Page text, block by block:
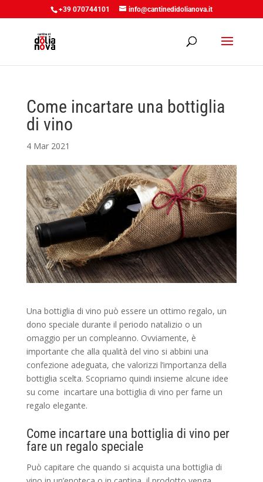
+39 070744101 info@cantinedidolianova.it
Come incartare una bottiglia
di vino
4 Mar 2021
Una bottiglia di vino può essere un ottimo regalo, un
dono speciale durante il periodo natalizio o un
omaggio per un compleanno. Ovviamente, è
importante che alla qualità del vino si abbini una
confezione adeguata, che valorizzi l’importanza della
bottiglia scelta. Scopriamo quindi insieme alcune idee
su come incartare una bottiglia di vino per farne un
regalo elegante.
Come incartare una bottiglia di vino per
fare un regalo speciale
Può capitare che quando si acquista una bottiglia di